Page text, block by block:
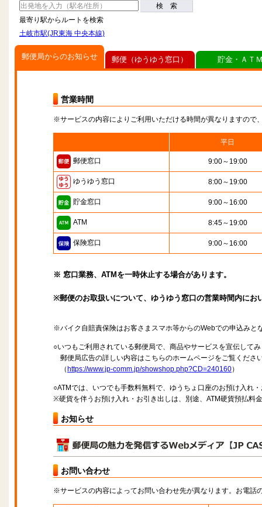
検 索
最寄り駅からルートを検索
土岐市駅(JR東海 中央本線)
郵便局からのお知らせ
営業時間
※サービスの内容によりご利用いただける時間が異なりますので
平日
郵便窓口 9:00～19:00
ゆうゆう窓口 8:00～19:00
貯金窓口 9:00～16:00
ATM 8:45～19:00
保険窓口 9:00～16:00
※ 窓口業務、ATMを一時休止する場合があります。
※郵便のお取扱いについて、ゆうゆう窓口の営業時間内に
※バイク自賠責保険はお客さまスマホ等からのWebでの申込みと
○いつもご利用されている郵便局で、商品やサービスを宣伝して
郵便局広告の詳しい内容はこちらのホームページをご覧くださ
（ https://www.jp-comm.jp/showshop.php?CD=240160）
○ATMでは、いつでも手数料無料で、ゆうちょ口座のお預け入れ
※硬貨を伴うお預け入れ・お引き出しは、別途、ATM硬貨預払料
お知らせ
お問い合わせ
※サービスの内容によってお問い合わせ先が異なります。お電話
郵便（ゆうゆう窓口） 貯金・ＡＴ